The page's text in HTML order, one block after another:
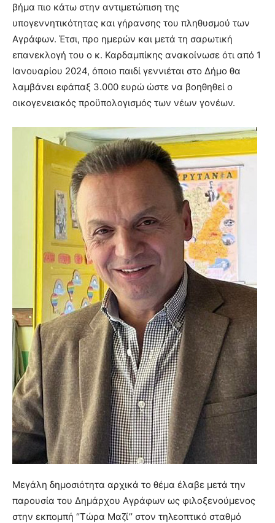
βήμα πιο κάτω στην αντιμετώπιση της
υπογεννητικότητας και γήρανσης του πληθυσμού των
Αγράφων. Έτσι, προ ημερών και μετά τη σαρωτική
επανεκλογή του ο κ. Καρδαμπίκης ανακοίνωσε ότι από 1
Ιανουαρίου 2024, όποιο παιδί γεννιέται στο Δήμο θα
λαμβάνει εφάπαξ 3.000 ευρώ ώστε να βοηθηθεί ο
οικογενειακός προϋπολογισμός των νέων γονέων.
Μεγάλη δημοσιότητα αρχικά το θέμα έλαβε μετά την
παρουσία του Δημάρχου Αγράφων ως φιλοξενούμενος
στην εκπομπή ‘’Τώρα Μαζί’’ στον τηλεοπτικό σταθμό